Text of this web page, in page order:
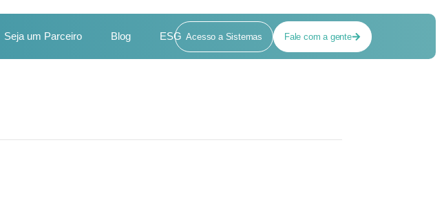
Seja um Parceiro Blog ESG Acesso a Sistemas Fale com a gente